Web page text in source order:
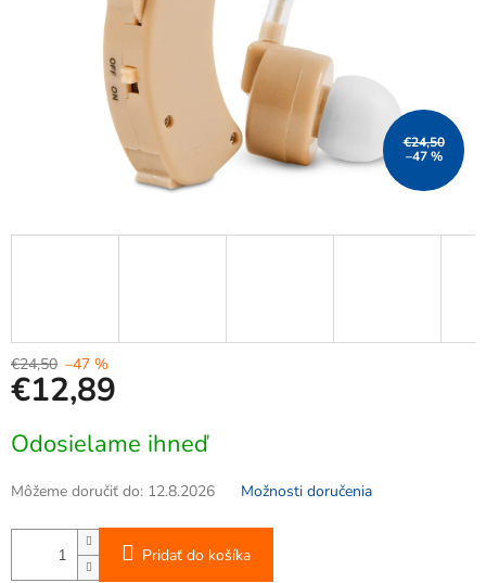
€24,50
–47 %
€24,50 –47 %
€12,89
cena:
Odosielame ihneď
Môžeme doručiť do: 12.8.2026 Možnosti doručenia
Pridať do košíka